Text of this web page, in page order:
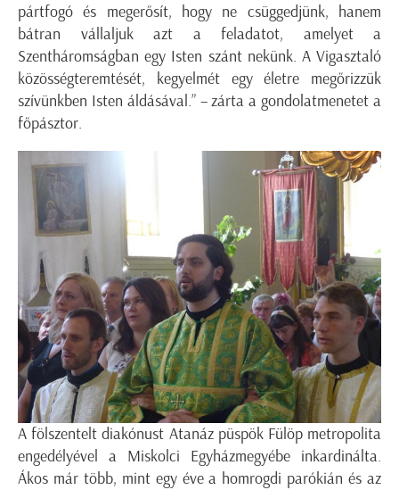
pártfogó és megerősít, hogy ne csüggedjünk, hanem
bátran vállaljuk azt a feladatot, amelyet a
Szentháromságban egy Isten szánt nekünk. A Vigasztaló
közösségteremtését, kegyelmét egy életre megőrizzük
szívünkben Isten áldásával.” – zárta a gondolatmenetet a
főpásztor.
A fölszentelt diakónust Atanáz püspök Fülöp metropolita
engedélyével a Miskolci Egyházmegyébe inkardinálta.
Ákos már több, mint egy éve a homrogdi parókián és az